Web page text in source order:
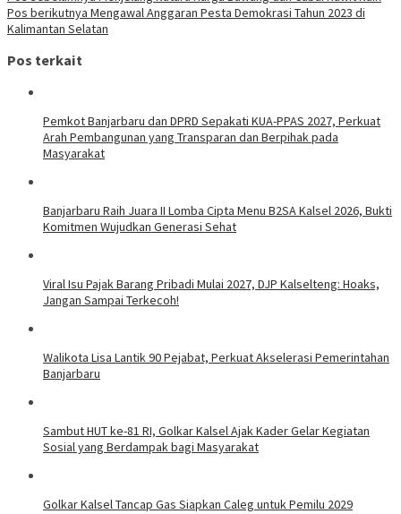
Pos berikutnya Mengawal Anggaran Pesta Demokrasi Tahun 2023 di
Kalimantan Selatan
Pos terkait
Pemkot Banjarbaru dan DPRD Sepakati KUA-PPAS 2027, Perkuat
Arah Pembangunan yang Transparan dan Berpihak pada
Masyarakat
Banjarbaru Raih Juara II Lomba Cipta Menu B2SA Kalsel 2026, Bukti
Komitmen Wujudkan Generasi Sehat
Viral Isu Pajak Barang Pribadi Mulai 2027, DJP Kalselteng: Hoaks,
Jangan Sampai Terkecoh!
Walikota Lisa Lantik 90 Pejabat, Perkuat Akselerasi Pemerintahan
Banjarbaru
Sambut HUT ke-81 RI, Golkar Kalsel Ajak Kader Gelar Kegiatan
Sosial yang Berdampak bagi Masyarakat
Golkar Kalsel Tancap Gas Siapkan Caleg untuk Pemilu 2029